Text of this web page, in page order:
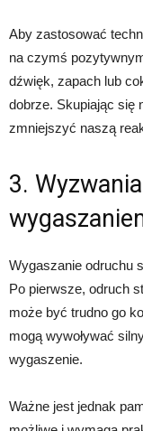
Aby zastosować
na czymś
dźwięk, zapach lub
dobrze. Skupiając się
zmniejszyć naszą
3.
Wygaszanie odruchu
Po pierwsze, odruch
może być trudno go
mogą wywoływać
wygaszenie.
Ważne jest jednak